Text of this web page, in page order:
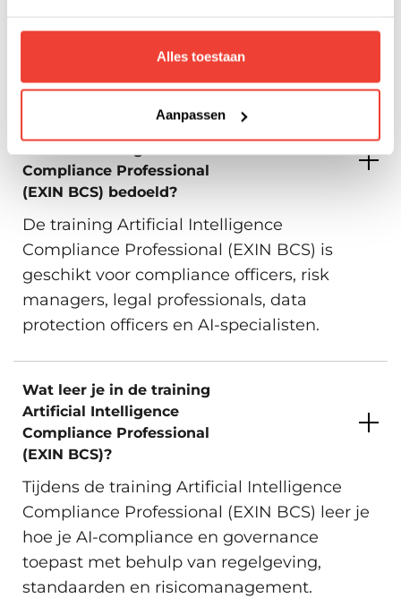
Alles toestaan
Aanpassen
Veelgestelde vragen
Voor wie is de training
Compliance Professional
(EXIN BCS) bedoeld?
De training Artificial Intelligence
Compliance Professional (EXIN BCS) is
geschikt voor compliance officers, risk
managers, legal professionals, data
protection officers en AI-specialisten.
Wat leer je in de training
Artificial Intelligence
Compliance Professional
(EXIN BCS)?
Tijdens de training Artificial Intelligence
Compliance Professional (EXIN BCS) leer je
hoe je AI-compliance en governance
toepast met behulp van regelgeving,
standaarden en risicomanagement.